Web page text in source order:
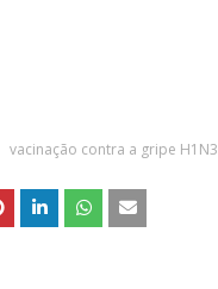
vacinação contra a gripe H1N3